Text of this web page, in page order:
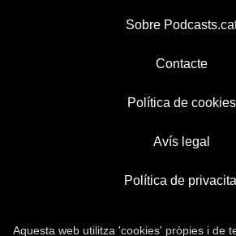
Sobre
Contacte
Política de cookies
Avís legal
Política de
Aquesta web utilitza 'cookies' pròpies i de